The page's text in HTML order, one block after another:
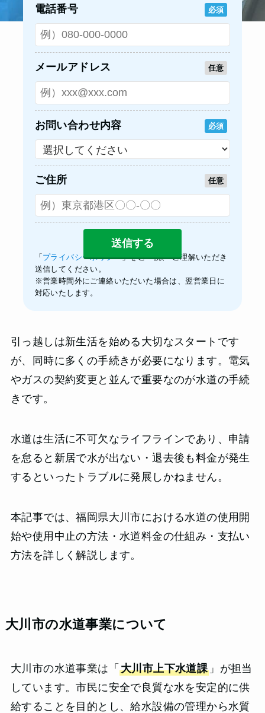
電話番号 必須
メールアドレス 任意
お問い合わせ内容 必須
ご住所 任意
「 プライバシーポリシー」をご一読、 ご理解いただき
送信してください。
※営業時間外にご連絡いただいた場合は、翌営業日に
対応いたします。
引っ越しは新生活を始める大切なスタートです
が、同時に多くの手続きが必要になります。電気
やガスの契約変更と並んで重要なのが水道の手続
きです。
水道は生活に不可欠なライフラインであり、申請
を怠ると新居で水が出ない・退去後も料金が発生
するといったトラブルに発展しかねません。
本記事では、福岡県大川市における水道の使用開
始や使用中止の方法・水道料金の仕組み・支払い
方法を詳しく解説します。
大川市の水道事業について
大川市の水道事業は「 大川市上下水道課 」が担当
しています。市民に安全で良質な水を安定的に供
給することを目的とし、給水設備の管理から水質